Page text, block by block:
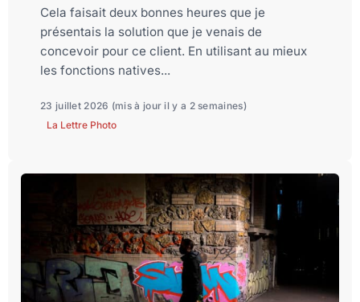
Cela faisait deux bonnes heures que je
présentais la solution que je venais de
concevoir pour ce client. En utilisant au mieux
les fonctions natives...
23 juillet 2026 (mis à jour il y a 2 semaines)
La Lettre Photo